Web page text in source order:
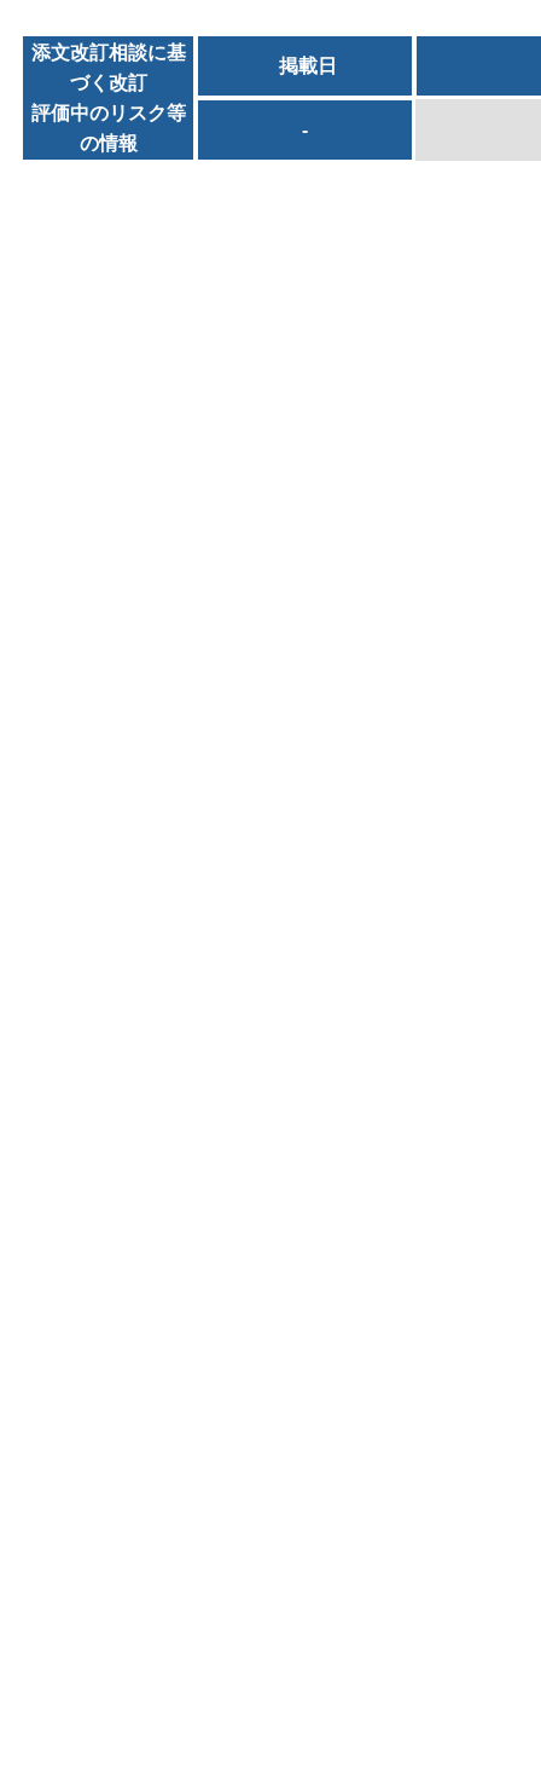
添文改訂相談に基
づく改訂
評価中のリスク等
の情報
掲載日
-